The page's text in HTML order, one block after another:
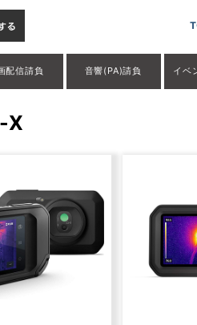
配信請負 音響(PA)請負 イベ
X